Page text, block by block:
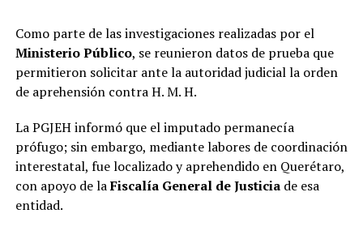
Como parte de las investigaciones realizadas por el
Ministerio Público, se reunieron datos de prueba que
permitieron solicitar ante la autoridad judicial la orden
de aprehensión contra H. M. H.
La PGJEH informó que el imputado permanecía
prófugo; sin embargo, mediante labores de coordinación
interestatal, fue localizado y aprehendido en Querétaro,
con apoyo de laFiscalía General de Justiciade esa
entidad.